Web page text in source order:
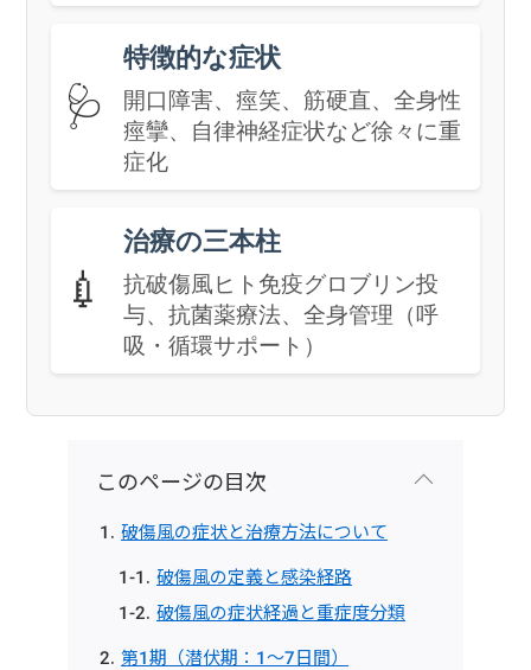
🩺
特徴的な症状
開口障害、痙笑、筋硬直、全身性
痙攣、自律神経症状など徐々に重
症化
💉
治療の三本柱
抗破傷風ヒト免疫グロブリン投
与、抗菌薬療法、全身管理（呼
吸・循環サポート）
このページの目次
破傷風の症状と治療方法について
破傷風の定義と感染経路
破傷風の症状経過と重症度分類
第1期（潜伏期：1〜7日間）